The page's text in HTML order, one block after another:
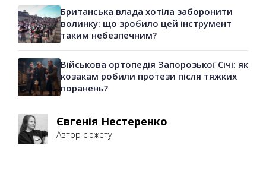
Британська влада хотіла заборонити
волинку: що зробило цей інструмент
таким небезпечним?
Військова ортопедія Запорозької Січі: як
козакам робили протези після тяжких
поранень?
Євгенія Нестеренко
Автор сюжету